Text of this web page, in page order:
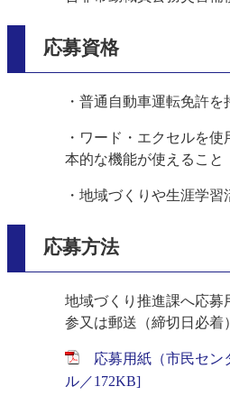
応募資格
・普通自動車運転免許を
・ワード・エクセルを
本的な機能が使えること
・地域づくりや生涯学習
応募方法
地域づくり推進課へ応募
参又は郵送（締切日必着）
応募用紙（市民セン
ル／172KB]